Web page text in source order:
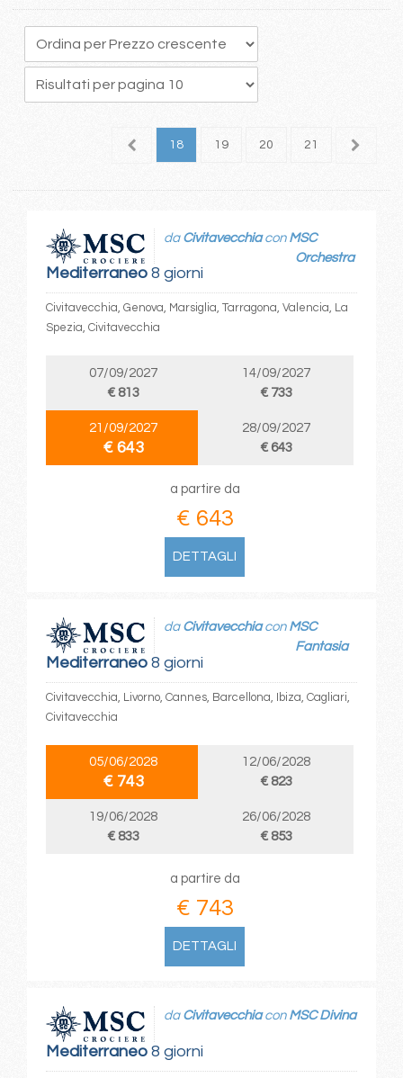
17 18 19 20 21 22
Mediterraneo8 giorni
da Civitavecchiacon MSC
Orchestra
Civitavecchia, Genova, Marsiglia, Tarragona, Valencia, La
Spezia, Civitavecchia
07/09/2027
€ 813
14/09/2027
€ 733
21/09/2027
€ 643
28/09/2027
€ 643
a partire da
€ 643
DETTAGLI
Mediterraneo8 giorni
da Civitavecchiacon MSC
Fantasia
Civitavecchia, Livorno, Cannes, Barcellona, Ibiza, Cagliari,
Civitavecchia
05/06/2028
€ 743
12/06/2028
€ 823
19/06/2028
€ 833
26/06/2028
€ 853
a partire da
€ 743
DETTAGLI
Mediterraneo8 giorni
da Civitavecchiacon MSC Divina